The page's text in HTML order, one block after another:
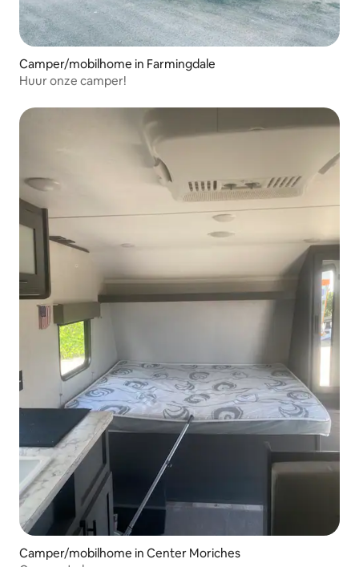
Camper/mobilhome in Farmingdale
Huur onze camper!
Camper/mobilhome in Center Moriches